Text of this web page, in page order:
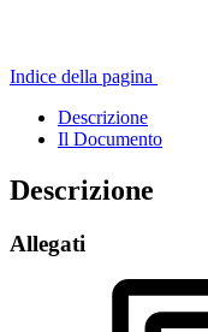
Indice della pagina
Descrizione
Il Documento
Descrizione
Allegati